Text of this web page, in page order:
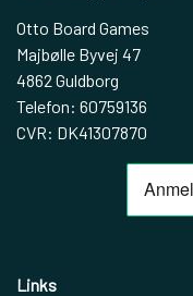
Otto Board Games
Majbølle Byvej 47
4862 Guldborg
Telefon: 60759136
CVR: DK41307870
Links